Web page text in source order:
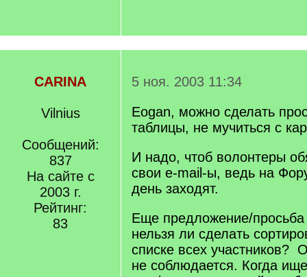
CARINA
Vilnius
Сообщений:
837
На сайте с
2003 г.
Рейтинг:
83
5 ноя. 2003 11:34
Eogan, можно сделать
таблицы, не мучиться с
И надо, чтоб волонтеры
свои e-mail-ы, ведь на
день заходят.
Еще предложение/
нельзя ли сделать
списке всех участников?
не соблюдается. Когда